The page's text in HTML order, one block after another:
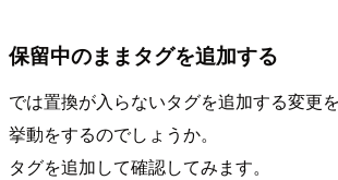
保留中のままタグを追加する
では置換が入らないタグを追加する変更
挙動をするのでしょうか。
タグを追加して確認してみます。